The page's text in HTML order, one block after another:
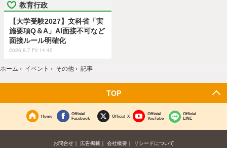
教育行政
【大学受験2027】文科省「実
施要項Q＆A」AI面接不可など
面接ルール明確化
2026.8.7 Fri 14:45
ホーム › イベント › その他 › 記事
TOP
Home
Official
Facebook
Official X
Official
YouTube
Official
LINE
お問合せ 広告掲載 会社概要 リシードについて